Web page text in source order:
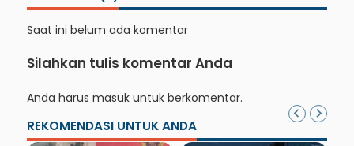
Saat ini belum ada komentar
Silahkan tulis komentar Anda
Anda harus masuk untuk berkomentar.
REKOMENDASI UNTUK ANDA